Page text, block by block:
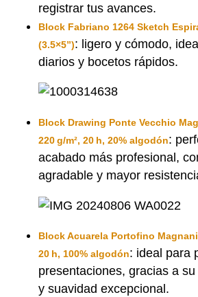
registrar tus avances.
Block Fabriano 1264 Sketch
(3.5×5”): ligero y cómodo,
diarios y bocetos rápidos.
Block Drawing Ponte Vecchio
220 g/m², 20 h, 20% algodón:
acabado más profesional,
agradable y mayor
Block Acuarela Portofino Magnani
20 h, 100% algodón: ideal para
presentaciones, gracias a
y suavidad excepcional.